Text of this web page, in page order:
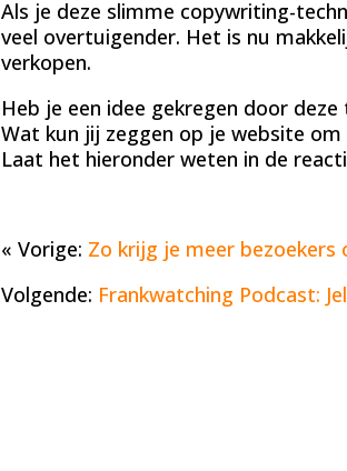
Als je deze slimme copywriting-
veel overtuigender. Het is nu
verkopen.
Heb je een idee gekregen door deze
Wat kun jij zeggen op je website
Laat het hieronder weten in de
« Vorige: Zo krijg je meer bezoekers
Volgende: Frankwatching Podcast: